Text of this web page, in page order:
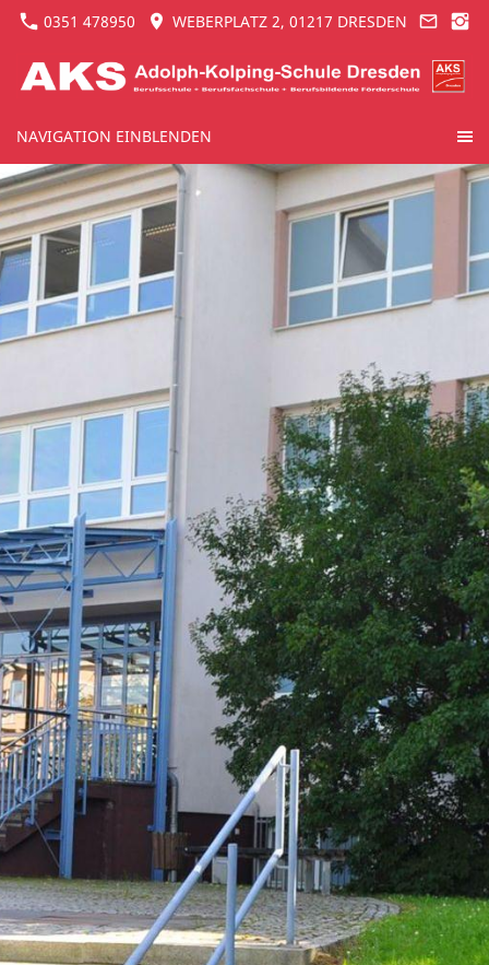
0351 478950 WEBERPLATZ 2, 01217 DRESDEN
NAVIGATION EINBLENDEN